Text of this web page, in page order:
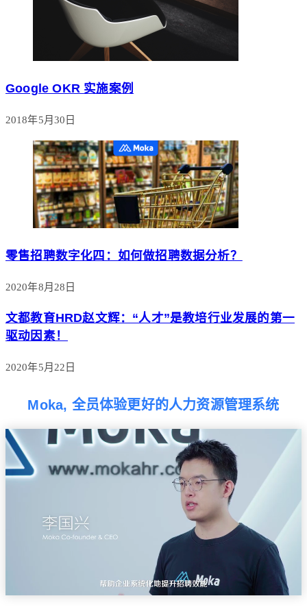
Google OKR 实施案例
2018年5月30日
零售招聘数字化四：如何做招聘数据分析？
2020年8月28日
文都教育HRD赵文辉：“人才”是教培行业发展的第一
驱动因素！
2020年5月22日
Moka, 全员体验更好的人力资源管理系统